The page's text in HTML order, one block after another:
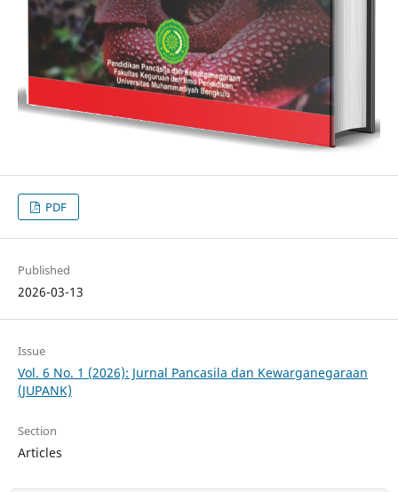
PDF
Published
2026-03-13
Issue
Vol. 6 No. 1 (2026): Jurnal Pancasila dan Kewarganegaraan
(JUPANK)
Section
Articles